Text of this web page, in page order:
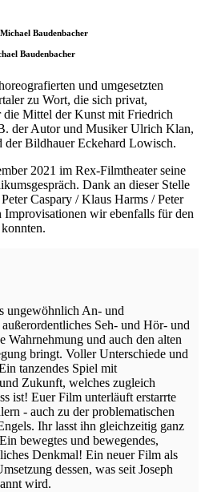
Baudenbacher
und umgesetzten
zu Wort, die sich privat,
die Mittel der Kunst mit Friedrich
der Autor und Musiker Ulrich Klan,
der Bildhauer Eckehard Lowisch.
2021 im Rex-Filmtheater seine
Dank an dieser Stelle
Caspary / Klaus Harms / Peter
Improvisationen wir ebenfalls für den
ungewöhnlich An- und
Seh- und Hör- und
Wahrnehmung und auch den alten
bringt. Voller Unterschiede und
tanzendes Spiel mit
Zukunft, welches zugleich
ist! Euer Film unterläuft erstarrte
- auch zu der problematischen
Ihr lasst ihn gleichzeitig ganz
bewegtes und bewegendes,
Denkmal! Ein neuer Film als
dessen, was seit Joseph
wird.